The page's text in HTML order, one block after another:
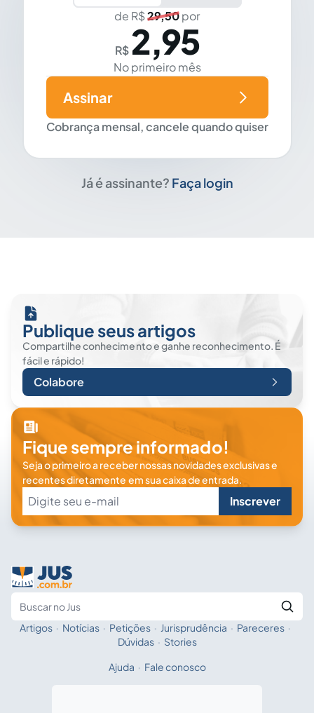
de R$29,50por
R$ 2,95
No primeiro mês
Cobrança mensal, cancele quando quiser
Assinar
Já é assinante? Faça login
Publique seus artigos
Compartilhe conhecimento e ganhe reconhecimento. É
fácil e rápido!
Colabore
Fique sempre informado!
Seja o primeiro a receber nossas novidades exclusivas e
recentes diretamente em sua caixa de entrada.
Inscrever
Fale com a IA
Artigos · Notícias · Petições · Jurisprudência · Pareceres ·
Dúvidas · Stories
Ajuda · Fale conosco